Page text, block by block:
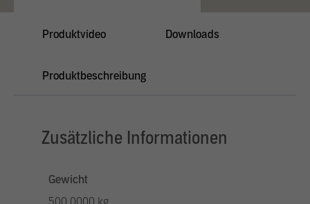
Produktvideo Downloads
Produktbeschreibung
Zusätzliche Informationen
Gewicht